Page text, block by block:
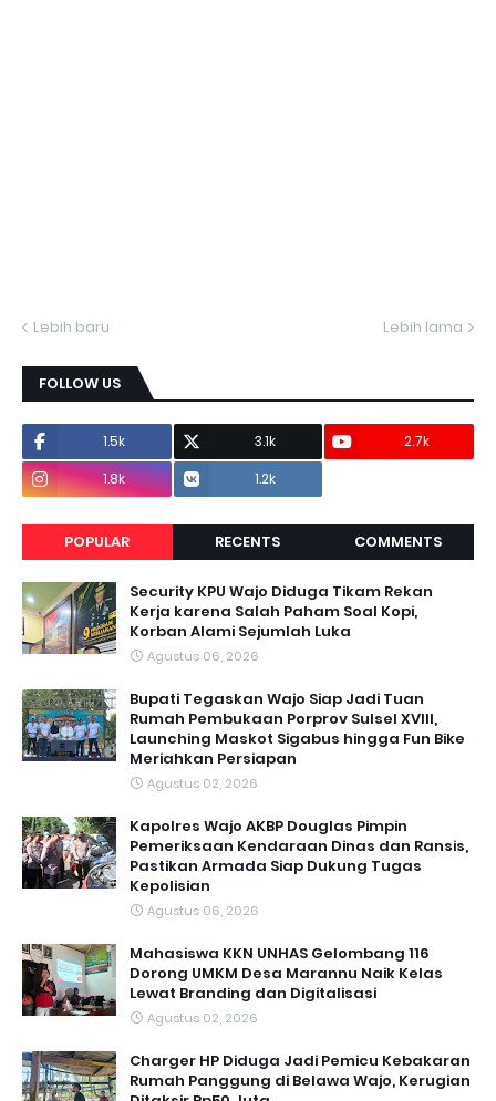
Lebih baru Lebih lama
FOLLOW US
1.5k 3.1k
2.7k
1.8k
1.2k
POPULAR RECENTS COMMENTS
Security KPU Wajo Diduga Tikam Rekan
Kerja karena Salah Paham Soal Kopi,
Korban Alami Sejumlah Luka
Agustus 06, 2026
Bupati Tegaskan Wajo Siap Jadi Tuan
Rumah Pembukaan Porprov Sulsel XVIII,
Launching Maskot Sigabus hingga Fun Bike
Meriahkan Persiapan
Agustus 02, 2026
Kapolres Wajo AKBP Douglas Pimpin
Pemeriksaan Kendaraan Dinas dan Ransis,
Pastikan Armada Siap Dukung Tugas
Kepolisian
Agustus 06, 2026
Mahasiswa KKN UNHAS Gelombang 116
Dorong UMKM Desa Marannu Naik Kelas
Lewat Branding dan Digitalisasi
Agustus 02, 2026
Charger HP Diduga Jadi Pemicu Kebakaran
Rumah Panggung di Belawa Wajo, Kerugian